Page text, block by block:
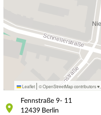
Leaflet | © OpenStreetMap contributors ♥,
Fennstraße 9- 11
12439 Berlin